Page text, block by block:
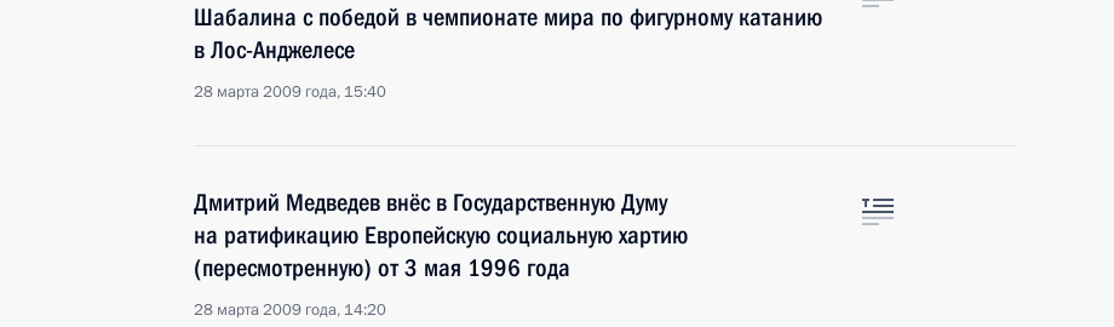
Шабалина с победой в чемпионате мира по фигурному катанию
в Лос-Анджелесе
28 марта 2009 года, 15:40
Дмитрий Медведев внёс в Государственную Думу
на ратификацию Европейскую социальную хартию
(пересмотренную) от 3 мая 1996 года
28 марта 2009 года, 14:20